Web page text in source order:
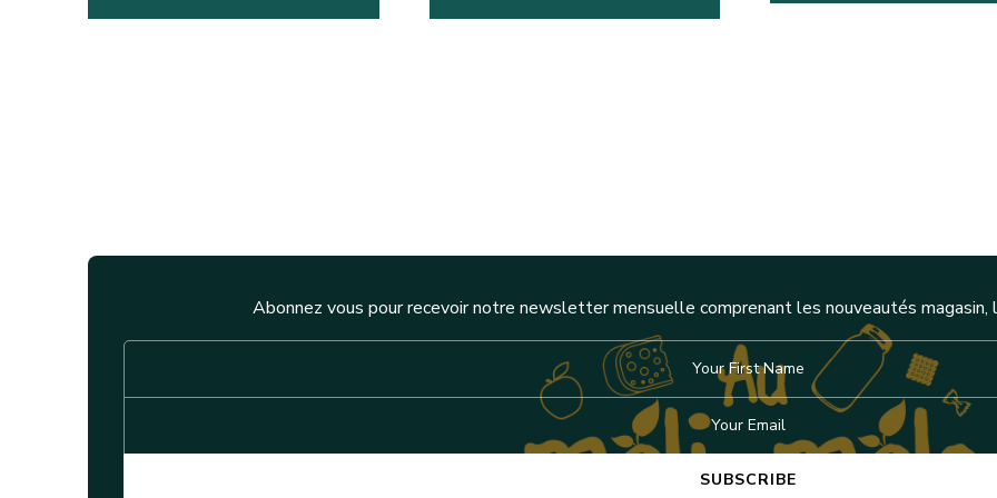
Abonnez vous pour recevoir notre newsletter mensuelle comprenant les nouveautés